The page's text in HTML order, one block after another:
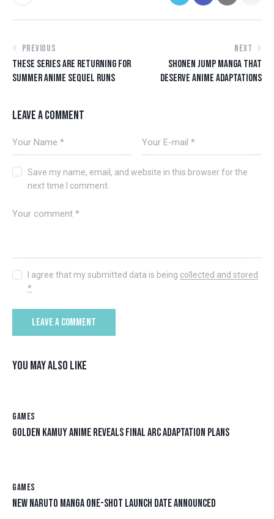
PREVIOUS
THESE SERIES ARE RETURNING FOR
SUMMER ANIME SEQUEL RUNS
NEXT
SHONEN JUMP MANGA THAT
DESERVE ANIME ADAPTATIONS
LEAVE A COMMENT
Save my name, email, and website in this browser for the
next time I comment.
I agree that my submitted data is being collected and stored
*
YOU MAY ALSO LIKE
GAMES
GOLDEN KAMUY ANIME REVEALS FINAL ARC ADAPTATION PLANS
GAMES
NEW NARUTO MANGA ONE-SHOT LAUNCH DATE ANNOUNCED